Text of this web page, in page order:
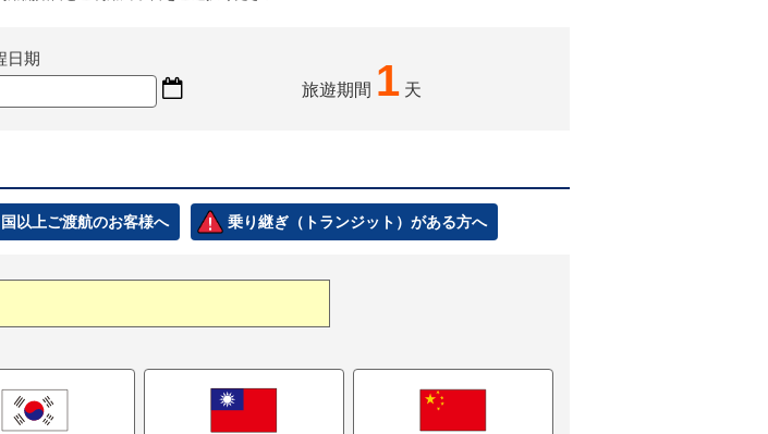
日期
 旅遊期間 1 天
以上ご渡航のお客様へ 乗り継ぎ（トランジット）がある方へ